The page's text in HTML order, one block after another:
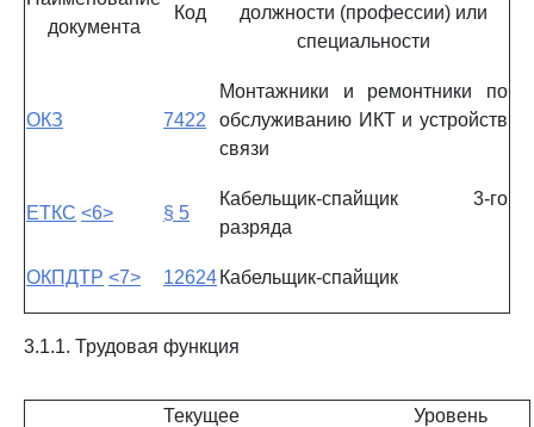
документа
Код
должности (профессии) или
специальности
ОКЗ 7422
Монтажники и ремонтники по
обслуживанию ИКТ и устройств
связи
ЕТКС <6> § 5
Кабельщик-спайщик 3-го
разряда
ОКПДТР <7> 12624 Кабельщик-спайщик
3.1.1. Трудовая функция
Текущее
Уровень